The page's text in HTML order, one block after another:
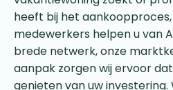
heeft bij het
medewerkers helpen u van
brede netwerk, onze
aanpak zorgen wij ervoor
genieten van uw investering.